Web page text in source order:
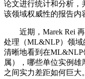
论文进行统计和分析，
该领域权威性的报告内
近期，Marek Rei 再
处理（ML&NLP）领域
清晰地看到在
属），哪些单位实例
之间实力差距如何巨大。